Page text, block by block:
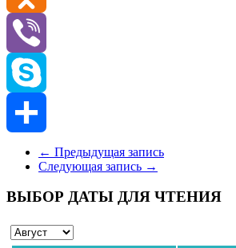
Odnoklassniki
Viber
Skype
Отправить
← Предыдущая запись
Следующая запись →
ВЫБОР ДАТЫ ДЛЯ ЧТЕНИЯ